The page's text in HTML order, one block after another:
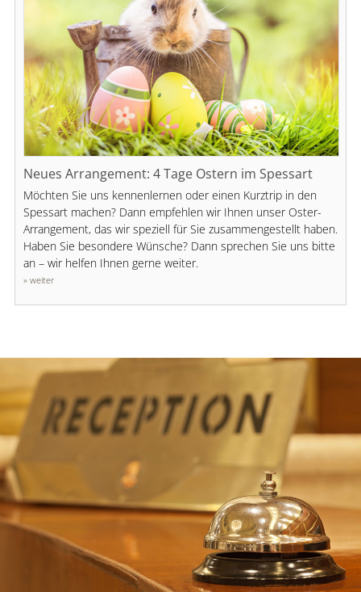
Neues Arrangement: 4 Tage Ostern im Spessart
Möchten Sie uns kennenlernen oder einen Kurztrip in den
Spessart machen? Dann empfehlen wir Ihnen unser Oster-
Arrangement, das wir speziell für Sie zusammengestellt haben.
Haben Sie besondere Wünsche? Dann sprechen Sie uns bitte
an – wir helfen Ihnen gerne weiter.
» weiter